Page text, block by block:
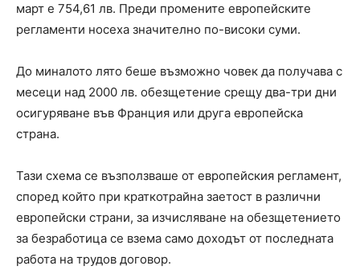
март е 754,61 лв. Преди промените европейските
регламенти носеха значително по-високи суми.
До миналото лято беше възможно човек да получава с
месеци над 2000 лв. обезщетение срещу два-три дни
осигуряване във Франция или друга европейска
страна.
Тази схема се възползваше от европейския регламент,
според който при краткотрайна заетост в различни
европейски страни, за изчисляване на обезщетението
за безработица се взема само доходът от последната
работа на трудов договор.